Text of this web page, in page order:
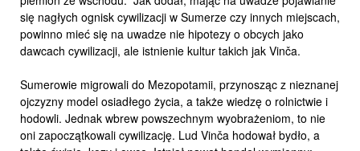
się nagłych ognisk cywilizacji w Sumerze czy innych miejscach,
powinno mieć się na uwadze nie hipotezy o obcych jako
dawcach cywilizacji, ale istnienie kultur takich jak Vinča.
Sumerowie migrowali do Mezopotamii, przynosząc z nieznanej
ojczyzny model osiadłego życia, a także wiedzę o rolnictwie i
hodowli. Jednak wbrew powszechnym wyobrażeniom, to nie
oni zapoczątkowali cywilizację. Lud Vinča hodował bydło, a